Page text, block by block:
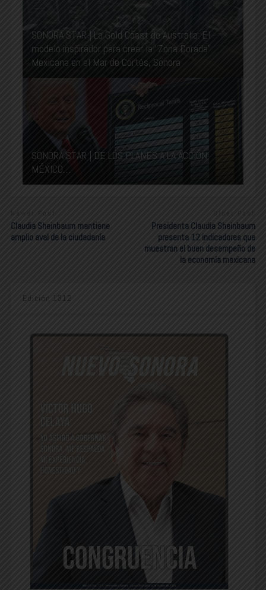
SONORA STAR | La Gold Coast de Australia: El
modelo inspirador para crear la “Zona Dorada”
Mexicana en el Mar de Cortés, Sonora
SONORA STAR | DE LOS PLANES A LA ACCIÓN:
MÉXICO…
Newer Post
Claudia Sheinbaum mantiene
amplio aval de la ciudadanía
Older Post
Presidenta Claudia Sheinbaum
presenta 12 indicadores que
muestran el buen desempeño de
la economía mexicana
Edición 1312